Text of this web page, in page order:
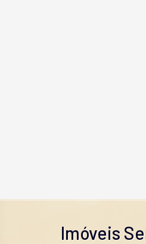
Imóveis